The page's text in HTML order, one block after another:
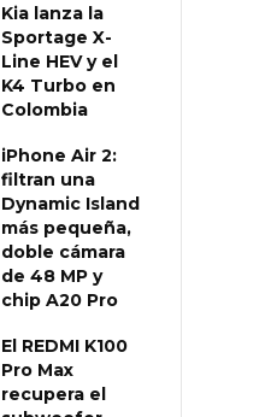
Kia lanza la
Sportage X-
Line HEV y el
K4 Turbo en
Colombia
iPhone Air 2:
filtran una
Dynamic Island
más pequeña,
doble cámara
de 48 MP y
chip A20 Pro
El REDMI K100
Pro Max
recupera el